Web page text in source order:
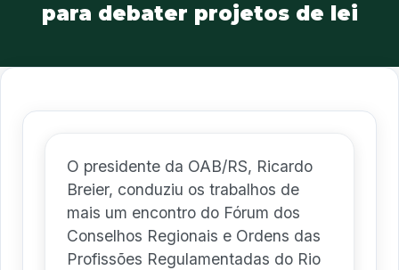
para debater projetos de lei
O presidente da OAB/RS, Ricardo
Breier, conduziu os trabalhos de
mais um encontro do Fórum dos
Conselhos Regionais e Ordens das
Profissões Regulamentadas do Rio